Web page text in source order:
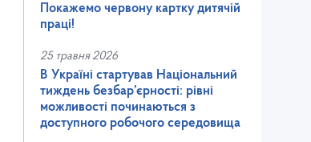
Покажемо червону картку дитячій
праці!
25 травня 2026
В Україні стартував Національний
тиждень безбар’єрності: рівні
можливості починаються з
доступного робочого середовища